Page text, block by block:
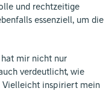
und rechtzeitige
essenziell, um die
hat mir nicht nur
verdeutlicht, wie
Vielleicht inspiriert mein